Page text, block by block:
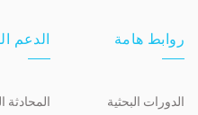
روابط هامة
الدورات البحثية
الدعم
المحادثة